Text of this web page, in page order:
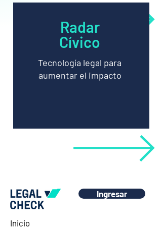
Radar
Cívico
Tecnología legal para
aumentar el impacto
Ingresar
Inicio